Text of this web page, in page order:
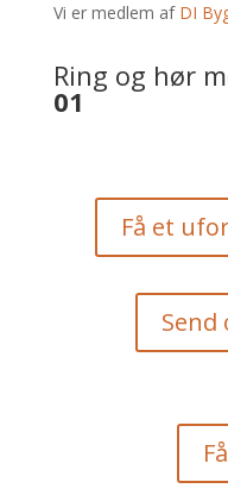
Vi er medlem af DI
Ring og hør
01
Få et
Send